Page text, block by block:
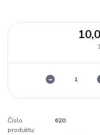
Číslo
produktu:
620